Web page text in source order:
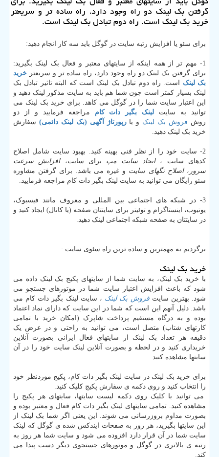
گرفتن بك لینك دو راه وجود دارد، راه ساده تر و سریعتر
خرید بك لینك است. راه دوم تبادل بك لینك است.
برای سئو یا افزایش رتبه سایت در گوگل باید سه کار انجام دهید:
1- مهم تر از همه اینکه از سایتهای معتبر و فعال بک لینک بگیرید:
برای گرفتن بک لینک دو راه وجود دارد، راه ساده تر و سریعتر خرید
بک لینک است. راه دوم تبادل بک لینک است که البته تاثیر تبادل بک
لینک بسیار کمتر است چون شما هم باید به سایت مذکور لینک دهید و
این اعتبار سایت شما را در گوگل می کاهد. برای خرید بک لینک می
توانید به سایت لینک بگیر دات کام مراجعه فرمایید و از دو
روش فروش بک لینک و یارپورتاژ آگهی (بک لینک دائمی) سفارش
خرید بک لینک دهید.
2- سایت خود را از نظر فنی بهینه کنید. بهبود سایت شامل اصلاح
کدهای سایت ،ایجاد سایت مپ برای سایت،افزایش سرعت
سرور ،اصلاح تگهای سایت و غیره می باشد. برای گرفتن مشاوره
سئو رایگان می توانید به سایت لینک بگیر دات کام مراجعه فرمایید.
3- در شبکه های اجتماعی بین المللی و معروف مانند فیسبوک،
یوتیوب، اینستاگرام و توئیتر برای سایتتان صفحه (یا کانال) ایجاد کنید و
در سایتتان به صفحه شبکه اجتماعی لینک دهید.
برگردیم به مهمترین و ساده ترین راه سئوی سایت :
خرید بک لینک
با خرید بک لینک، به سایت شما از سایتهای پکیج بک لینک داده می
شود که باعث افزایش اعتبار سایت شما در موتورهای جستجو می
شود. بهترین سایتفروش بک لینک ، سایت لینک بگیر دات کام می
باشد. دلیل آنهم این است که شما در این سایت که دارای نماد اعتماد
بوده و به درگاه مستقیم پرداخت شاپرک (امکان خرید با تمامی
کارتهای شتاب) متصل است، می توانید به راحتی و در عرض یک
دقیقه هر تعداد بک لینک از سایتهای فعال ایرانی بصورت آنلاین
خریداری کنید و در لحظه و بصورت آنلاین لینک سایت خود را در آن
سایتها مشاهده کنید.
برای خرید بک لینک در سایت لینک بگیر دات کام، پکیج موردنظر خود
را انتخاب کنید و روی دکمه ی سفارش پکیج کلیک کنید.
می توانید با کلیک روی دکمه لیست سایتها، سایتهای هر پکیج را
مشاهده کنید. تمامی سایتهای لینک بگیر دات کام فعال و معتبر بوده و
بصورت مداوم بروزرسانی می شوند. این یعنی اگر شما بک لینک از
این سایتها بگیرید، هر روز به صفحات ایندکس شده ی گوگل که لینک
سایت شما در آن قرار دارد افزوده می شود و سایت شما هر روز به
رتبه ی بالاتری در گوگل و موتورهای جستجوی دیگر دست پیدا می
کند.